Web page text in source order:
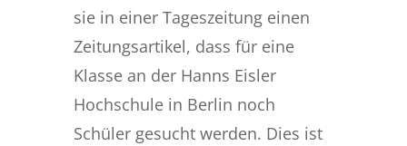
sie in einer Tageszeitung einen
Zeitungsartikel, dass für eine
Klasse an der Hanns Eisler
Hochschule in Berlin noch
Schüler gesucht werden. Dies ist